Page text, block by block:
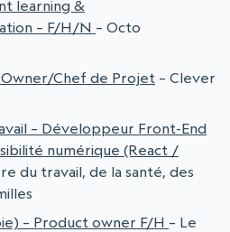
learning &
– F/H/N – Octo
Chef de Projet – Clever
– Développeur Front-End
numérique (React /
du travail, de la santé, des
– Product owner F/H – Le